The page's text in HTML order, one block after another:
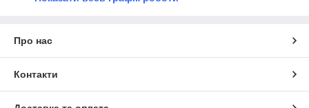
Про нас
Контакти